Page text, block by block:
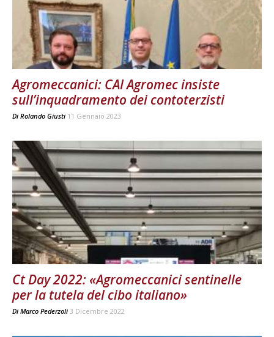
Agromeccanici: CAI Agromec insiste
sull’inquadramento dei contoterzisti
Di Rolando Giusti 11 Gennaio 2023
Ct Day 2022: «Agromeccanici sentinelle
per la tutela del cibo italiano»
Di Marco Pederzoli 3 Dicembre 2022